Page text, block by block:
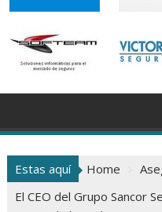
Estas aquí Home
El CEO del Grupo Sancor